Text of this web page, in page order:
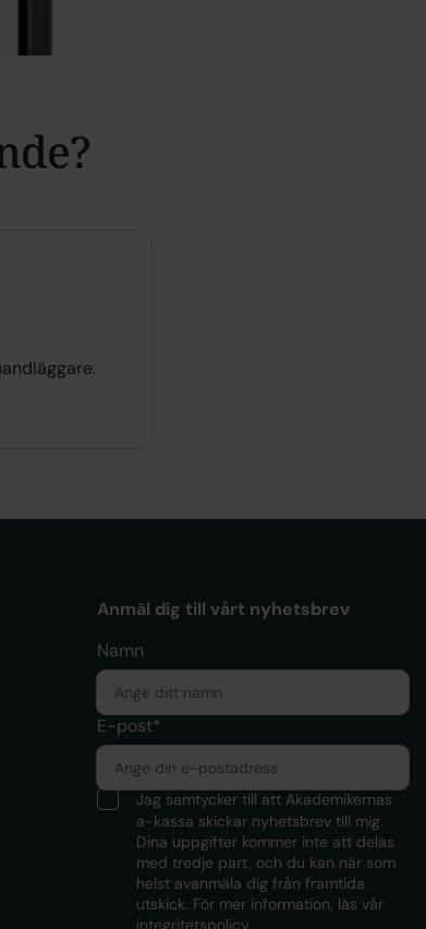
Anmäl dig till vårt nyhetsbrev
Namn
E-post*
Jag samtycker till att Akademikernas
a-kassa skickar nyhetsbrev till mig.
Dina uppgifter kommer inte att delas
med tredje part, och du kan när som
helst avanmäla dig från framtida
utskick. För mer information, läs vår
integritetspolicy.